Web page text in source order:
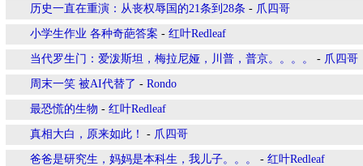
历史一直在重演：从丧权辱国的21条到28条 - 爪四哥
小学生作业 各种奇葩答案 - 红叶Redleaf
当代罗生门：爱泼斯坦，梅拉尼娅，川普，普京。。。。 - 爪四哥
周末一笑 被AI代替了 - Rondo
最恐慌的生物 - 红叶Redleaf
真相大白，原来如此！ - 爪四哥
爸爸是研究生，妈妈是本科生，我儿子。。。 - 红叶Redleaf